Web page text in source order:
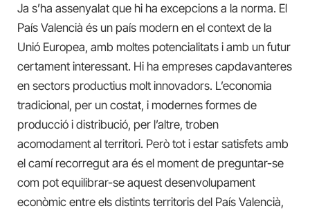
Ja s’ha assenyalat que hi ha excepcions a la norma. El
País Valencià és un país modern en el context de la
Unió Europea, amb moltes potencialitats i amb un futur
certament interessant. Hi ha empreses capdavanteres
en sectors productius molt innovadors. L’economia
tradicional, per un costat, i modernes formes de
producció i distribució, per l’altre, troben
acomodament al territori. Però tot i estar satisfets amb
el camí recorregut ara és el moment de preguntar-se
com pot equilibrar-se aquest desenvolupament
econòmic entre els distints territoris del País Valencià,